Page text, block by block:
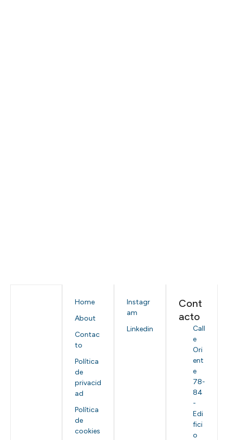
Home
About
Contac
to
Política
de
privacid
ad
Política
de
cookies
Instagr
am
Linkedin
Cont
acto
Call
e
Ori
ent
e
78-
84
-
Edi
fici
o